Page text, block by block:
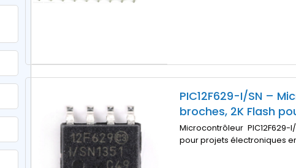
PIC12F629-I/SN –
broches, 2K Flash
Microcontrôleur
pour projets électroniques